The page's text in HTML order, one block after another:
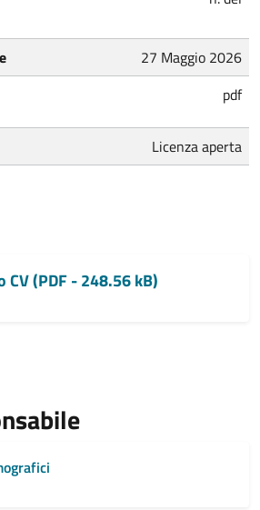
27 Maggio 2026
pdf
Licenza aperta
CV (PDF - 248.56 kB)